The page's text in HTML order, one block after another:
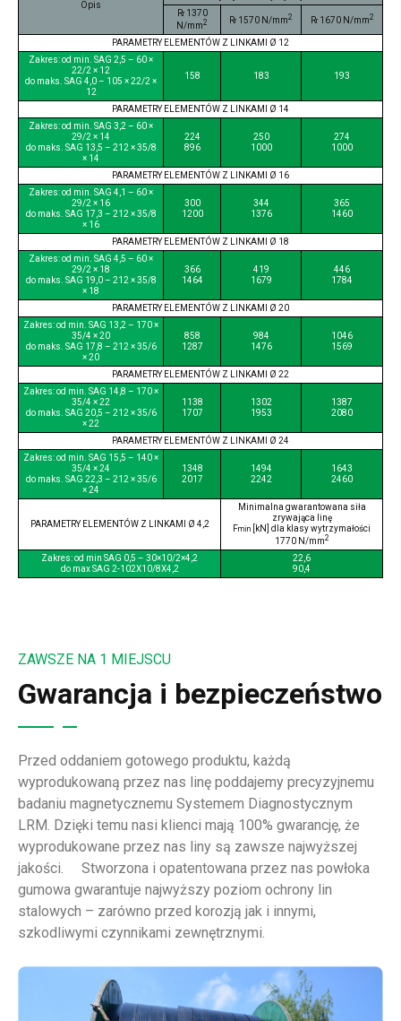
Opis
Rr1370
N/mm2 Rr1570 N/mm2 Rr1670 N/mm2
PARAMETRY ELEMENTÓW Z LINKAMI Ø 12
Zakres: od min. SAG 2,5 – 60 ×
22/2 × 12
do maks. SAG 4,0 – 105 × 22/2 ×
12
158 183 193
PARAMETRY ELEMENTÓW Z LINKAMI Ø 14
Zakres: od min. SAG 3,2 – 60 ×
29/2 × 14
do maks. SAG 13,5 – 212 × 35/8
× 14
224
896
250
1000
274
1000
PARAMETRY ELEMENTÓW Z LINKAMI Ø 16
Zakres: od min. SAG 4,1 – 60 ×
29/2 × 16
do maks. SAG 17,3 – 212 × 35/8
× 16
300
1200
344
1376
365
1460
PARAMETRY ELEMENTÓW Z LINKAMI Ø 18
Zakres: od min. SAG 4,5 – 60 ×
29/2 × 18
do maks. SAG 19,0 – 212 × 35/8
× 18
366
1464
419
1679
446
1784
PARAMETRY ELEMENTÓW Z LINKAMI Ø 20
Zakres: od min. SAG 13,2 – 170 ×
35/4 × 20
do maks. SAG 17,8 – 212 × 35/6
× 20
858
1287
984
1476
1046
1569
PARAMETRY ELEMENTÓW Z LINKAMI Ø 22
Zakres: od min. SAG 14,8 – 170 ×
35/4 × 22
do maks. SAG 20,5 – 212 × 35/6
× 22
1138
1707
1302
1953
1387
2080
PARAMETRY ELEMENTÓW Z LINKAMI Ø 24
Zakres: od min. SAG 15,5 – 140 ×
35/4 × 24
do maks. SAG 22,3 – 212 × 35/6
× 24
1348
2017
1494
2242
1643
2460
PARAMETRY ELEMENTÓW Z LINKAMI Ø 4,2
Minimalna gwarantowana siła
zrywająca linę
Fmin [kN] dla klasy wytrzymałości
1770 N/mm2
Zakres: od min SAG 0,5 – 30×10/2×4,2
do max SAG 2-102X10/8X4,2
22,6
90,4
ZAWSZE NA 1 MIEJSCU
Gwarancja i bezpieczeństwo
Przed oddaniem gotowego produktu, każdą
wyprodukowaną przez nas linę poddajemy precyzyjnemu
badaniu magnetycznemu Systemem Diagnostycznym
LRM. Dzięki temu nasi klienci mają 100% gwarancję, że
wyprodukowane przez nas liny są zawsze najwyższej
jakości. Stworzona i opatentowana przez nas powłoka
gumowa gwarantuje najwyższy poziom ochrony lin
stalowych – zarówno przed korozją jak i innymi,
szkodliwymi czynnikami zewnętrznymi.